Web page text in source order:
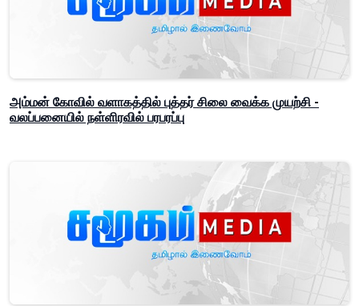
அம்மன் கோவில் வளாகத்தில் புத்தர் சிலை வைக்க முயற்சி -
வலப்பனையில் நள்ளிரவில் பரபரப்பு